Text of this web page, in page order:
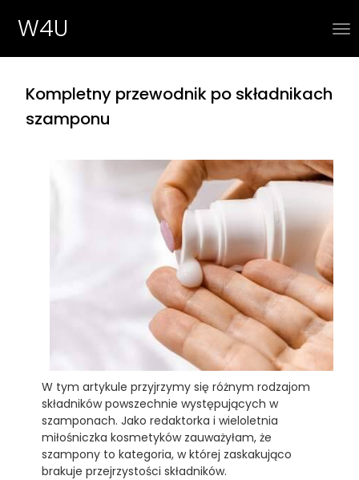
W4U
Kompletny przewodnik po składnikach
szamponu
W tym artykule przyjrzymy się różnym rodzajom
składników powszechnie występujących w
szamponach. Jako redaktorka i wieloletnia
miłośniczka kosmetyków zauważyłam, że
szampony to kategoria, w której zaskakująco
brakuje przejrzystości składników.